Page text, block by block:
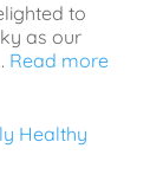
to
as our
Read more